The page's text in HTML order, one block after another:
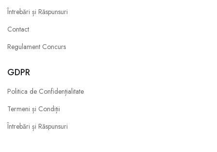
Întrebări și Răspunsuri
Contact
Regulament Concurs
GDPR
Politica de Confidențialitate
Termeni și Condiții
Întrebări și Răspunsuri